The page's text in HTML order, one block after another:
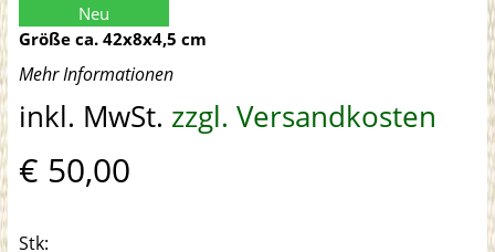
Neu
Größe ca. 42x8x4,5 cm
Mehr Informationen
inkl. MwSt. zzgl. Versandkosten
€ 50,00
Stk: